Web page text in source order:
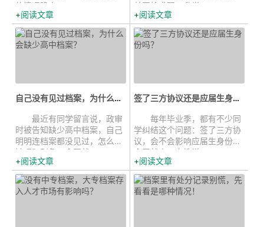
的情况确实...
阅读文章
甚至给求职、升学...
阅读文章
自己没有见过档案，为什么会缺少高...
最近有同学留言说，政审
时被告知缺少高中档案，自己
明明连档案都没见过，怎么会
缺呢？别急，今天就...
阅读文章
签了三方协议还是应届生身份吗？...
每年毕业季，都有不少同
学纠结这个问题：签了三方协
议，会不会影响应届生身份？
今天就来一次性说...
阅读文章